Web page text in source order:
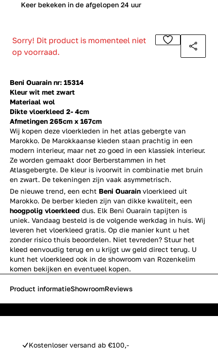
Beni Ouarain nr: 15314
Kleur wit met zwart
Materiaal wol
Dikte vloerkleed 2- 4cm
Afmetingen 265cm x 167cm
Wij kopen deze vloerkleden in het atlas gebergte van
Marokko. De Marokkaanse kleden staan prachtig in een
modern interieur, maar net zo goed in een klassiek interieur.
Ze worden gemaakt door Berberstammen in het
Atlasgebergte. De kleur is ivoorwit in combinatie met bruin
en zwart. De tekeningen zijn vaak asymmetrisch.
Keer bekeken in de afgelopen 24 uur
Sorry! Dit product is momenteel niet
op voorraad.
De nieuwe trend, een echt Beni Ouarain vloerkleed uit
Marokko. De berber kleden zijn van dikke kwaliteit, een
hoogpolig vloerkleed dus. Elk Beni Ouarain tapijten is
uniek. Vandaag besteld is de volgende werkdag in huis. Wij
leveren het vloerkleed gratis. Op die manier kunt u het
zonder risico thuis beoordelen. Niet tevreden? Stuur het
kleed eenvoudig terug en u krijgt uw geld direct terug. U
kunt het vloerkleed ook in de showroom van Rozenkelim
komen bekijken en eventueel kopen.
Kostenloser versand ab €100,-
Product informatieShowroomReviews